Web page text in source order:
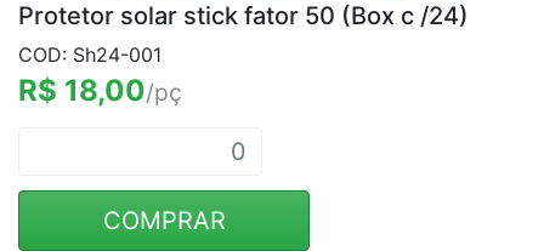
Protetor solar stick fator 50 (Box c /24)
COD: Sh24-001
R$ 18,00/pç
COMPRAR